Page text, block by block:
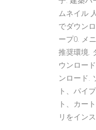
ムネイル
でダウン
ープ0. メ
推奨環境.
ウンロー
ンロード.
ト、パイ
ト、カー
リをイン